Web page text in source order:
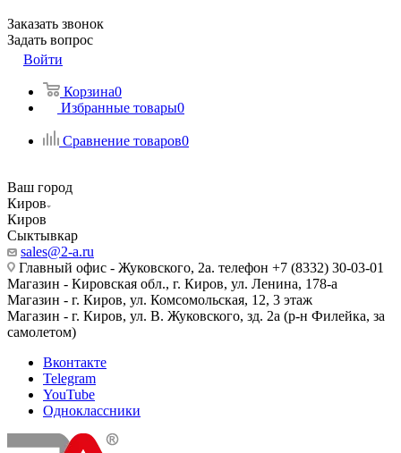
Заказать звонок
Задать вопрос
Войти
Корзина0
Избранные товары0
Сравнение товаров0
Ваш город
Киров
Киров
Сыктывкар
sales@2-a.ru
Главный офис - Жуковского, 2а. телефон +7 (8332) 30-03-01
Магазин - Кировская обл., г. Киров, ул. Ленина, 178-а
Магазин - г. Киров, ул. Комсомольская, 12, 3 этаж
Магазин - г. Киров, ул. В. Жуковского, зд. 2а (р-н Филейка, за
самолетом)
Вконтакте
Telegram
YouTube
Одноклассники